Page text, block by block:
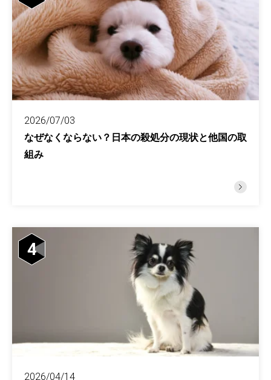
2026/07/03
なぜなくならない？日本の殺処分の現状と他国の取
組み
4
2026/04/14